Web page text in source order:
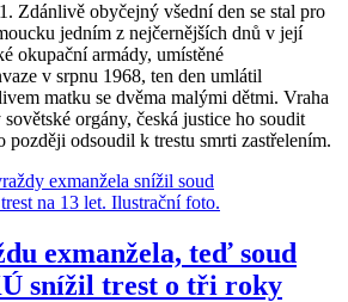
Zdánlivě obyčejný všední den se stal pro
jedním z nejčernějších dnů v její
okupační armády, umístěné
v srpnu 1968, ten den umlátil
matku se dvěma malými dětmi. Vraha
orgány, česká justice ho soudit
později odsoudil k trestu smrti zastřelením.
exmanžela, teď soud
snížil trest o tři roky